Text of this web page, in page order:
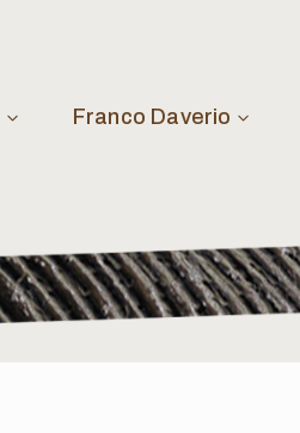
Franco Daverio